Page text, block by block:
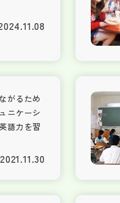
がるため
ニケーシ
語力を習
2021.11.30